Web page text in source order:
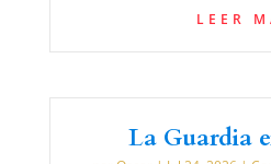
LEER
La Guardia